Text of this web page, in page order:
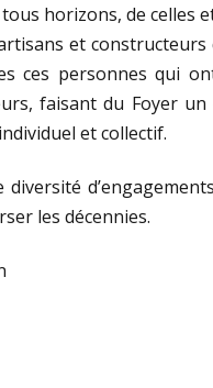
horizons, de celles
et
ces personnes qui
faisant du Foyer
et collectif.
diversité
les décennies.